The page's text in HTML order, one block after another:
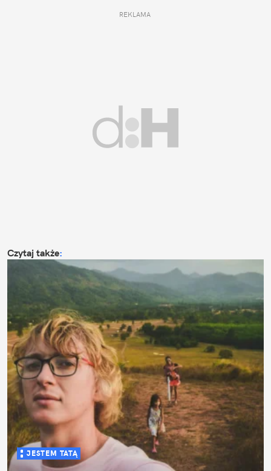
REKLAMA
Czytaj także:
JESTEM TATĄ